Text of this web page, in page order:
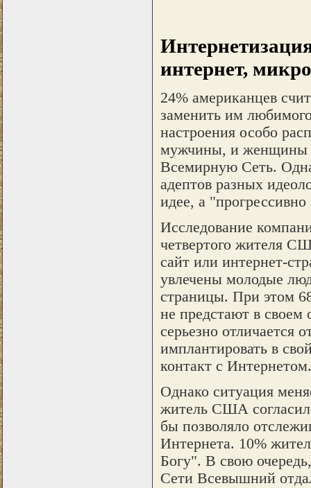
интернет,
24% американцев
заменить им
настроения особо
мужчины, и женщины
Всемирную Сеть.
адептов разных
идее, а
Исследование
четвертого жителя
сайт или интернет-
увлечены молодые
страницы. При этом
не предстают в своем
серьезно отличается
имплантировать в
контакт с Интернетом.
Однако ситуация
житель США
бы позволяло
Интернета. 10%
Богу". В свою
Сети Всевышний